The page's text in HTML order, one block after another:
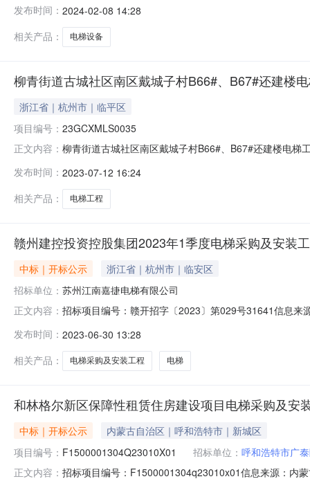
称江苏蟠铭机电有限公司南京江南快速电梯有限公司江
发布时间： 2024-02-08 14:28
相关产品：
电梯设备
柳青街道古城社区南区戴城子村B66#、B67#还建楼
浙江省｜杭州市｜临平区
项目编号： 23GCXMLS0035
正文内容： 柳青街道古城社区南区戴城子村B66#、B67#还建楼电梯
过单位名单位名称:项目经理/总监:审查结果:不通过原因:
发布时间： 2023-07-12 16:24
相关产品：
电梯工程
赣州建控投资控股集团2023年1季度电梯采购及安装
中标｜开标公示
浙江省｜杭州市｜临安区
招标单位： 苏州江南嘉捷电梯有限公司
正文内容： 招标项目编号：赣开招字〔2023〕第029号31641信息
人:;报价:0.00元/%;工期:日历天;质量要求:;保证金金额
发布时间： 2023-06-30 13:28
相关产品：
电梯采购及安装工程 电梯
和林格尔新区保障性租赁住房建设项目电梯采购及安
中标｜开标公示
内蒙古自治区｜呼和浩特市｜新城区
项目编号： F1500001304Q23010X01 招标单位： 呼和浩特市广
正文内容： 招标项目编号：F1500001304q23010x01信息来源：内